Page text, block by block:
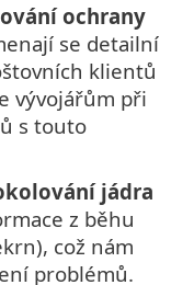
ochrany
se detailní
klientů
vývojářům při
s touto
jádra
z běhu
což nám
problémů.